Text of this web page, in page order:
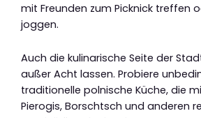
mit Freunden zum Picknick treffen
joggen.
Auch die kulinarische Seite der
außer Acht lassen. Probiere
traditionelle polnische Küche, die
Pierogis, Borschtsch und anderen